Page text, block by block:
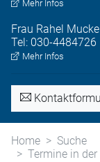
Mehr Infos
Frau Rahel Mucke
Tel: 030-4484726
Mehr Infos
Home
Suche
Termine in